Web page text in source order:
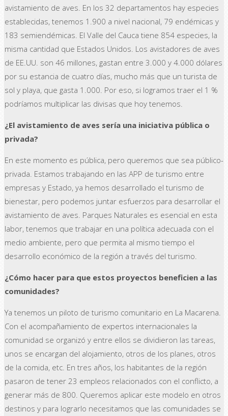
avistamiento de aves. En los 32 departamentos hay especies
establecidas, tenemos 1.900 a nivel nacional, 79 endémicas y
183 semiendémicas. El Valle del Cauca tiene 854 especies, la
misma cantidad que Estados Unidos. Los avistadores de aves
de EE.UU. son 46 millones, gastan entre 3.000 y 4.000 dólares
por su estancia de cuatro días, mucho más que un turista de
sol y playa, que gasta 1.000. Por eso, si logramos traer el 1 %
podríamos multiplicar las divisas que hoy tenemos.
¿El avistamiento de aves sería una iniciativa pública o
privada?
En este momento es pública, pero queremos que sea público-
privada. Estamos trabajando en las APP de turismo entre
empresas y Estado, ya hemos desarrollado el turismo de
bienestar, pero podemos juntar esfuerzos para desarrollar el
avistamiento de aves. Parques Naturales es esencial en esta
labor, tenemos que trabajar en una política adecuada con el
medio ambiente, pero que permita al mismo tiempo el
desarrollo económico de la región a través del turismo.
¿Cómo hacer para que estos proyectos beneficien a las
comunidades?
Ya tenemos un piloto de turismo comunitario en La Macarena.
Con el acompañamiento de expertos internacionales la
comunidad se organizó y entre ellos se dividieron las tareas,
unos se encargan del alojamiento, otros de los planes, otros
de la comida, etc. En tres años, los habitantes de la región
pasaron de tener 23 empleos relacionados con el conflicto, a
generar más de 800. Queremos aplicar este modelo en otros
destinos y para lograrlo necesitamos que las comunidades se